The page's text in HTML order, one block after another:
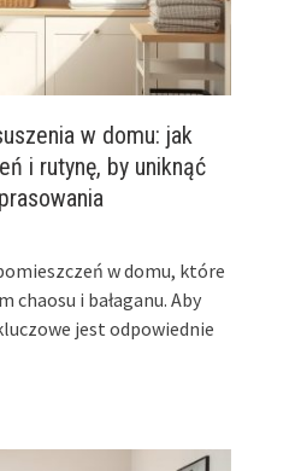
w domu: jak
i rutynę, by uniknąć
w domu, które
chaosu i bałaganu. Aby
jest odpowiednie